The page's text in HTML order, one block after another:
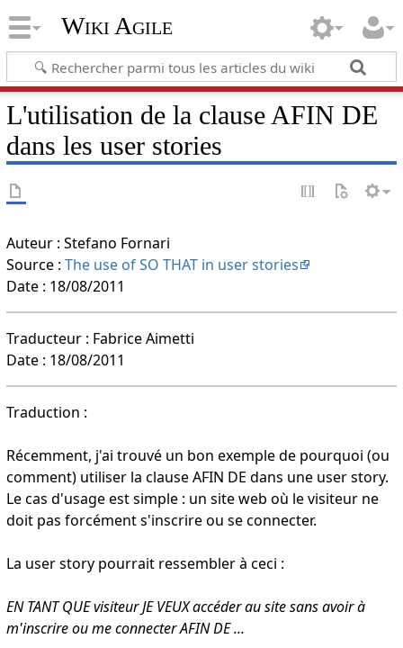
Wiki Agile
L'utilisation de la clause AFIN DE
dans les user stories
Auteur : Stefano Fornari
Source : The use of SO THAT in user stories
Date : 18/08/2011
Traducteur : Fabrice Aimetti
Date : 18/08/2011
Traduction :
Récemment, j'ai trouvé un bon exemple de pourquoi (ou
comment) utiliser la clause AFIN DE dans une user story.
Le cas d'usage est simple : un site web où le visiteur ne
doit pas forcément s'inscrire ou se connecter.
La user story pourrait ressembler à ceci :
EN TANT QUE visiteur JE VEUX accéder au site sans avoir à
m'inscrire ou me connecter AFIN DE ...